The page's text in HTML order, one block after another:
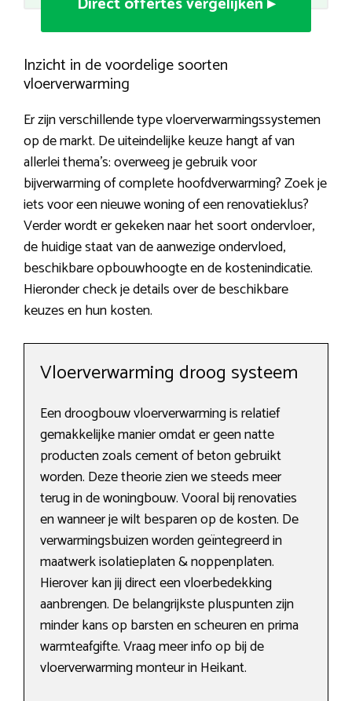
Inzicht in de voordelige soorten
vloerverwarming
Er zijn verschillende type vloerverwarmingssystemen
op de markt. De uiteindelijke keuze hangt af van
allerlei thema’s: overweeg je gebruik voor
bijverwarming of complete hoofdverwarming? Zoek je
iets voor een nieuwe woning of een renovatieklus?
Verder wordt er gekeken naar het soort ondervloer,
de huidige staat van de aanwezige ondervloed,
beschikbare opbouwhoogte en de kostenindicatie.
Hieronder check je details over de beschikbare
keuzes en hun kosten.
Vloerverwarming droog systeem
Een droogbouw vloerverwarming is relatief
gemakkelijke manier omdat er geen natte
producten zoals cement of beton gebruikt
worden. Deze theorie zien we steeds meer
terug in de woningbouw. Vooral bij renovaties
en wanneer je wilt besparen op de kosten. De
verwarmingsbuizen worden geïntegreerd in
maatwerk isolatieplaten & noppenplaten.
Hierover kan jij direct een vloerbedekking
aanbrengen. De belangrijkste pluspunten zijn
minder kans op barsten en scheuren en prima
warmteafgifte. Vraag meer info op bij de
vloerverwarming monteur in Heikant.